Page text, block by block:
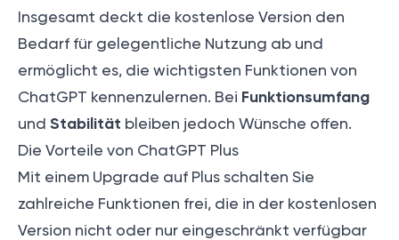
Insgesamt deckt die kostenlose Version den
Bedarf für gelegentliche Nutzung ab und
ermöglicht es, die wichtigsten Funktionen von
ChatGPT kennenzulernen. Bei Funktionsumfang
und Stabilität bleiben jedoch Wünsche offen.
Die Vorteile von ChatGPT Plus
Mit einem Upgrade auf Plus schalten Sie
zahlreiche Funktionen frei, die in der kostenlosen
Version nicht oder nur eingeschränkt verfügbar